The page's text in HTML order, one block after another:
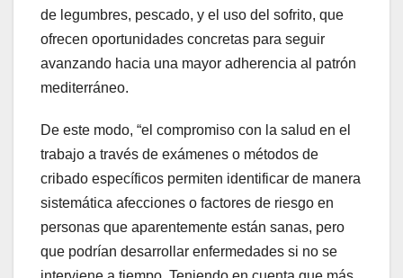
de legumbres, pescado, y el uso del sofrito, que
ofrecen oportunidades concretas para seguir
avanzando hacia una mayor adherencia al patrón
mediterráneo.
De este modo, “el compromiso con la salud en el
trabajo a través de exámenes o métodos de
cribado específicos permiten identificar de manera
sistemática afecciones o factores de riesgo en
personas que aparentemente están sanas, pero
que podrían desarrollar enfermedades si no se